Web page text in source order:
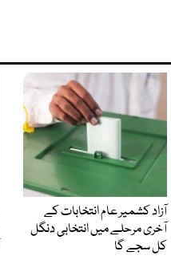
آزاد کشمیر عام انتخابات کے
آخری مرحلے میں انتخابی دنگل
کل سجے گا